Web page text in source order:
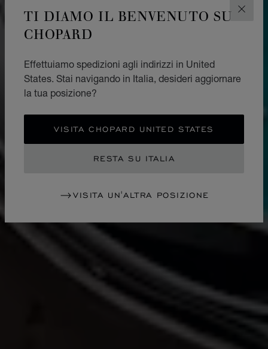
TI DIAMO IL BENVENUTO SU
CHOPARD
Effettuiamo spedizioni agli indirizzi in United
States. Stai navigando in Italia, desideri aggiornare
la tua posizione?
VISITA CHOPARD UNITED STATES
RESTA SU ITALIA
VISITA UN'ALTRA POSIZIONE